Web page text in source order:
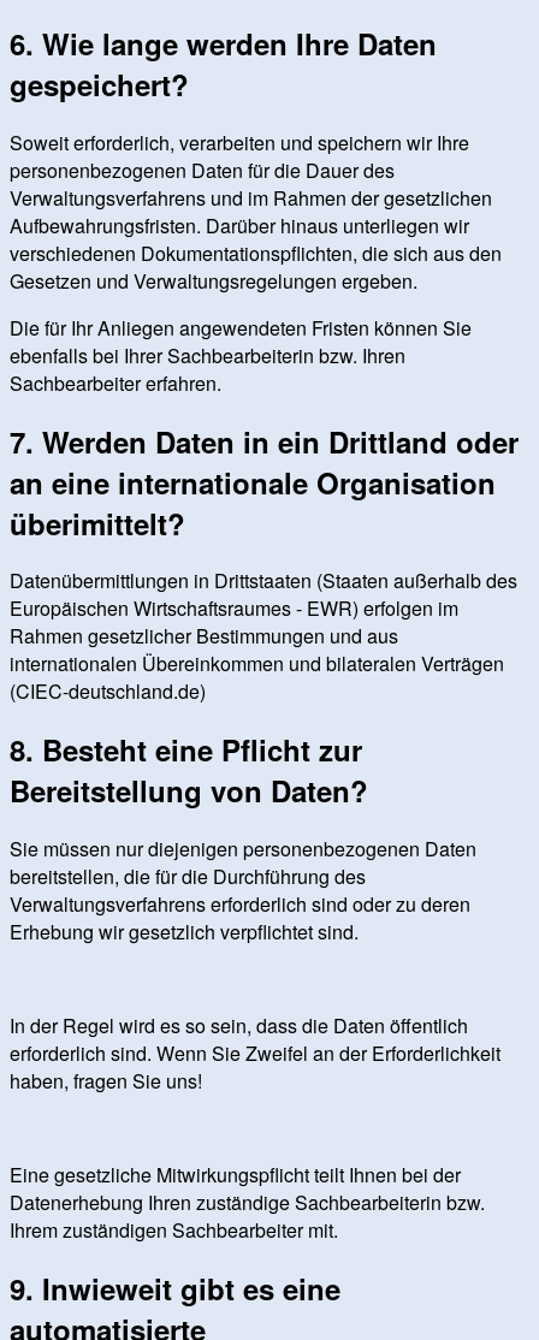
6. Wie lange werden Ihre Daten
gespeichert?
Soweit erforderlich, verarbeiten und speichern wir Ihre
personenbezogenen Daten für die Dauer des
Verwaltungsverfahrens und im Rahmen der gesetzlichen
Aufbewahrungsfristen. Darüber hinaus unterliegen wir
verschiedenen Dokumentationspflichten, die sich aus den
Gesetzen und Verwaltungsregelungen ergeben.
Die für Ihr Anliegen angewendeten Fristen können Sie
ebenfalls bei Ihrer Sachbearbeiterin bzw. Ihren
Sachbearbeiter erfahren.
7. Werden Daten in ein Drittland oder
an eine internationale Organisation
überimittelt?
Datenübermittlungen in Drittstaaten (Staaten außerhalb des
Europäischen Wirtschaftsraumes - EWR) erfolgen im
Rahmen gesetzlicher Bestimmungen und aus
internationalen Übereinkommen und bilateralen Verträgen
(CIEC-deutschland.de)
8. Besteht eine Pflicht zur
Bereitstellung von Daten?
Sie müssen nur diejenigen personenbezogenen Daten
bereitstellen, die für die Durchführung des
Verwaltungsverfahrens erforderlich sind oder zu deren
Erhebung wir gesetzlich verpflichtet sind.
In der Regel wird es so sein, dass die Daten öffentlich
erforderlich sind. Wenn Sie Zweifel an der Erforderlichkeit
haben, fragen Sie uns!
Eine gesetzliche Mitwirkungspflicht teilt Ihnen bei der
Datenerhebung Ihren zuständige Sachbearbeiterin bzw.
Ihrem zuständigen Sachbearbeiter mit.
9. Inwieweit gibt es eine
automatisierte